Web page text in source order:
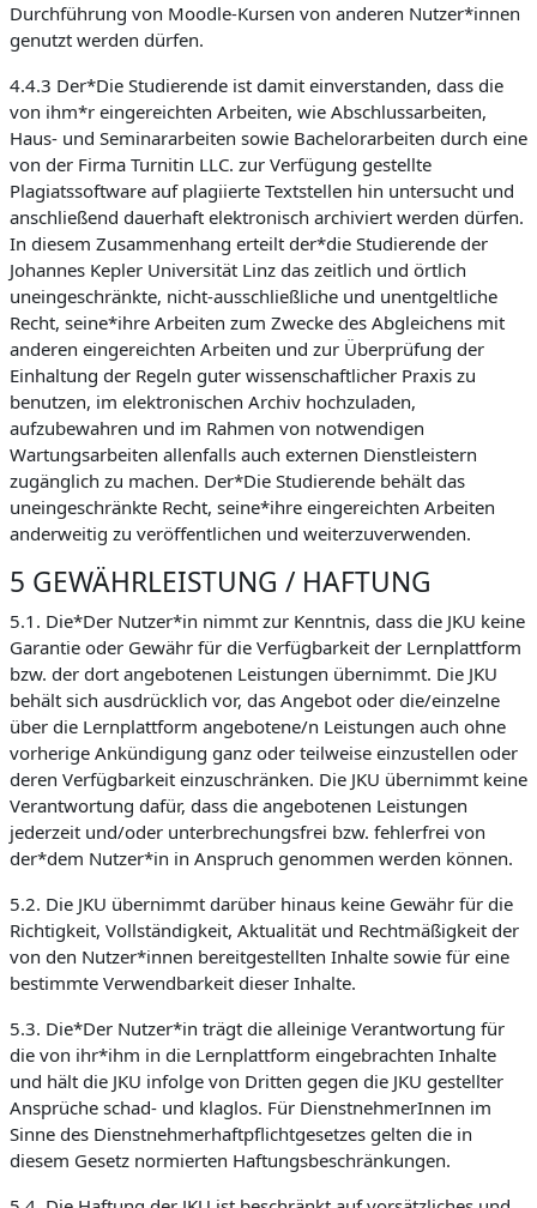
Durchführung von Moodle-Kursen von anderen Nutzer*innen
genutzt werden dürfen.
4.4.3 Der*Die Studierende ist damit einverstanden, dass die
von ihm*r eingereichten Arbeiten, wie Abschlussarbeiten,
Haus- und Seminararbeiten sowie Bachelorarbeiten durch eine
von der Firma Turnitin LLC. zur Verfügung gestellte
Plagiatssoftware auf plagiierte Textstellen hin untersucht und
anschließend dauerhaft elektronisch archiviert werden dürfen.
In diesem Zusammenhang erteilt der*die Studierende der
Johannes Kepler Universität Linz das zeitlich und örtlich
uneingeschränkte, nicht-ausschließliche und unentgeltliche
Recht, seine*ihre Arbeiten zum Zwecke des Abgleichens mit
anderen eingereichten Arbeiten und zur Überprüfung der
Einhaltung der Regeln guter wissenschaftlicher Praxis zu
benutzen, im elektronischen Archiv hochzuladen,
aufzubewahren und im Rahmen von notwendigen
Wartungsarbeiten allenfalls auch externen Dienstleistern
zugänglich zu machen. Der*Die Studierende behält das
uneingeschränkte Recht, seine*ihre eingereichten Arbeiten
anderweitig zu veröffentlichen und weiterzuverwenden.
5 GEWÄHRLEISTUNG / HAFTUNG
5.1. Die*Der Nutzer*in nimmt zur Kenntnis, dass die JKU keine
Garantie oder Gewähr für die Verfügbarkeit der Lernplattform
bzw. der dort angebotenen Leistungen übernimmt. Die JKU
behält sich ausdrücklich vor, das Angebot oder die/einzelne
über die Lernplattform angebotene/n Leistungen auch ohne
vorherige Ankündigung ganz oder teilweise einzustellen oder
deren Verfügbarkeit einzuschränken. Die JKU übernimmt keine
Verantwortung dafür, dass die angebotenen Leistungen
jederzeit und/oder unterbrechungsfrei bzw. fehlerfrei von
der*dem Nutzer*in in Anspruch genommen werden können.
5.2. Die JKU übernimmt darüber hinaus keine Gewähr für die
Richtigkeit, Vollständigkeit, Aktualität und Rechtmäßigkeit der
von den Nutzer*innen bereitgestellten Inhalte sowie für eine
bestimmte Verwendbarkeit dieser Inhalte.
5.3. Die*Der Nutzer*in trägt die alleinige Verantwortung für
die von ihr*ihm in die Lernplattform eingebrachten Inhalte
und hält die JKU infolge von Dritten gegen die JKU gestellter
Ansprüche schad- und klaglos. Für DienstnehmerInnen im
Sinne des Dienstnehmerhaftpflichtgesetzes gelten die in
diesem Gesetz normierten Haftungsbeschränkungen.